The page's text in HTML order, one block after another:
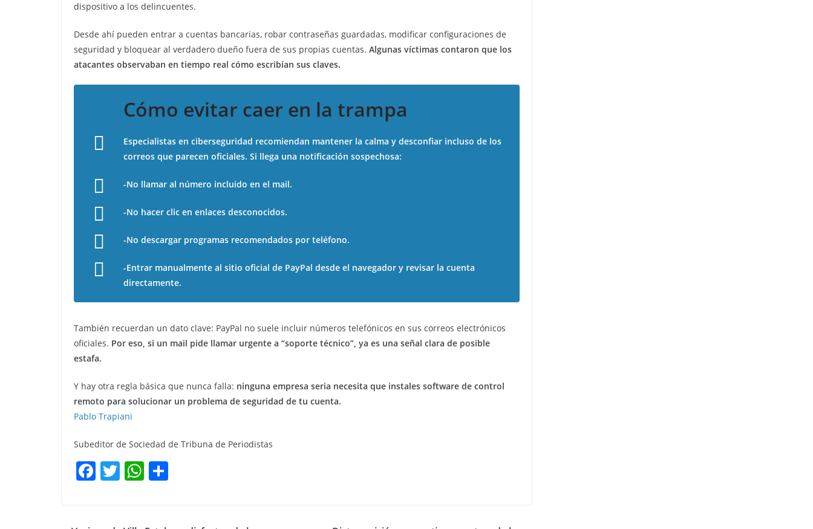
dispositivo a los delincuentes.
Desde ahí pueden entrar a cuentas bancarias, robar contraseñas guardadas, modificar configuraciones de
seguridad y bloquear al verdadero dueño fuera de sus propias cuentas. Algunas víctimas contaron que los
atacantes observaban en tiempo real cómo escribían sus claves.
Cómo evitar caer en la trampa
Especialistas en ciberseguridad recomiendan mantener la calma y desconfiar incluso de los
correos que parecen oficiales. Si llega una notificación sospechosa:
-No llamar al número incluido en el mail.
-No hacer clic en enlaces desconocidos.
-No descargar programas recomendados por teléfono.
-Entrar manualmente al sitio oficial de PayPal desde el navegador y revisar la cuenta
directamente.
También recuerdan un dato clave: PayPal no suele incluir números telefónicos en sus correos electrónicos
oficiales. Por eso, si un mail pide llamar urgente a “soporte técnico”, ya es una señal clara de posible
estafa.
Y hay otra regla básica que nunca falla: ninguna empresa seria necesita que instales software de control
remoto para solucionar un problema de seguridad de tu cuenta.
Pablo Trapiani
Subeditor de Sociedad de Tribuna de Periodistas
F T W